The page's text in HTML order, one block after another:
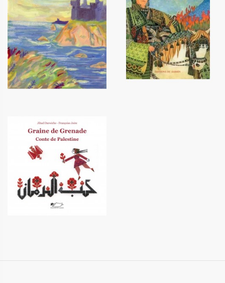
Contes d'Irlande
12,20 €
Histoire d'Aladdin roi de l'Yemen
12,20 €
Graine de Grenade - conte de
Palestine
15,90 €